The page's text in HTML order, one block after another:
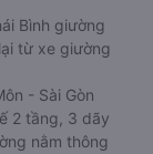
Bình giường
từ xe giường
- Sài Gòn
2 tầng, 3 dãy
nằm thông